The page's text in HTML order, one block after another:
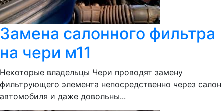
Замена салонного фильтра
на чери м11
Некоторые владельцы Чери проводят замену
фильтрующего элемента непосредственно через салон
автомобиля и даже довольны...